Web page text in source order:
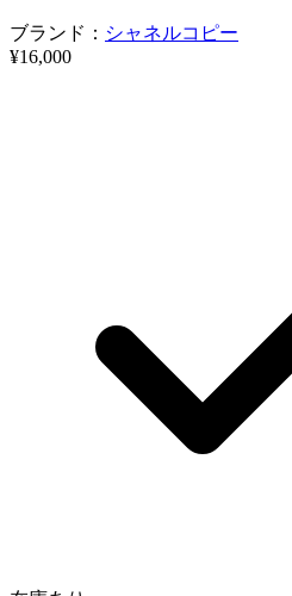
ブランド： シャネルコピー
¥16,000